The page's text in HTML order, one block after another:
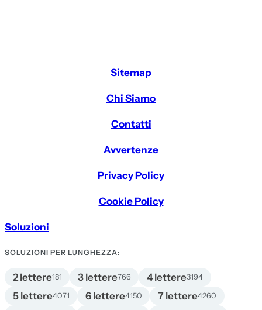
Sitemap
Chi Siamo
Contatti
Avvertenze
Privacy Policy
Cookie Policy
Soluzioni
SOLUZIONI PER LUNGHEZZA:
2 lettere181 3 lettere766 4 lettere3194
5 lettere4071 6 lettere4150 7 lettere4260